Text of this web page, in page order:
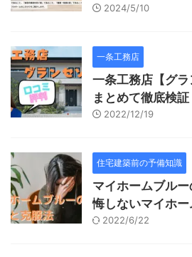
2024/5/10
一条工務店
一条工務店【グ
まとめて徹底検証
2022/12/19
住宅建築前の予備知識
マイホームブル
悔しないマイホー
2022/6/22